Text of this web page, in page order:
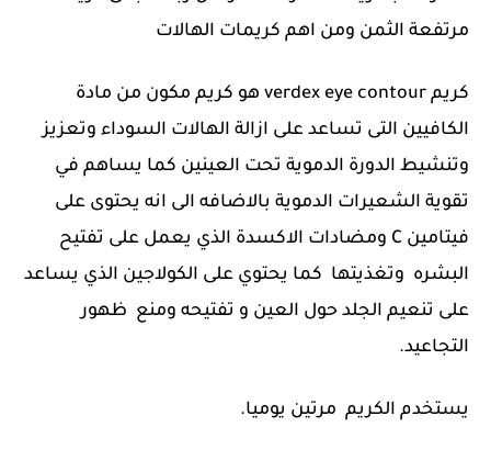
مرتفعة الثمن ومن اهم كريمات الهالات
كريم verdex eye contour هو كريم مكون من مادة
الكافيين التى تساعد على ازالة الهالات السوداء وتعزيز
وتنشيط الدورة الدموية تحت العينين كما يساهم في
تقوية الشعيرات الدموية بالاضافه الى انه يحتوى على
فيتامين C ومضادات الاكسدة الذي يعمل على تفتيح
البشره وتغذيتها كما يحتوي على الكولاجين الذي يساعد
على تنعيم الجلد حول العين و تفتيحه ومنع ظهور
التجاعيد.
يستخدم الكريم مرتين يوميا.